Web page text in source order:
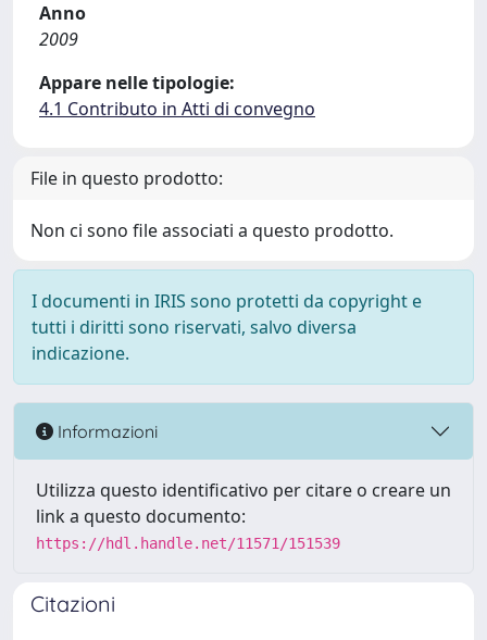
Anno
2009
Appare nelle tipologie:
4.1 Contributo in Atti di convegno
File in questo prodotto:
Non ci sono file associati a questo prodotto.
I documenti in IRIS sono protetti da copyright e
tutti i diritti sono riservati, salvo diversa
indicazione.
Informazioni
Utilizza questo identificativo per citare o creare un
link a questo documento:
https://hdl.handle.net/11571/151539
Citazioni